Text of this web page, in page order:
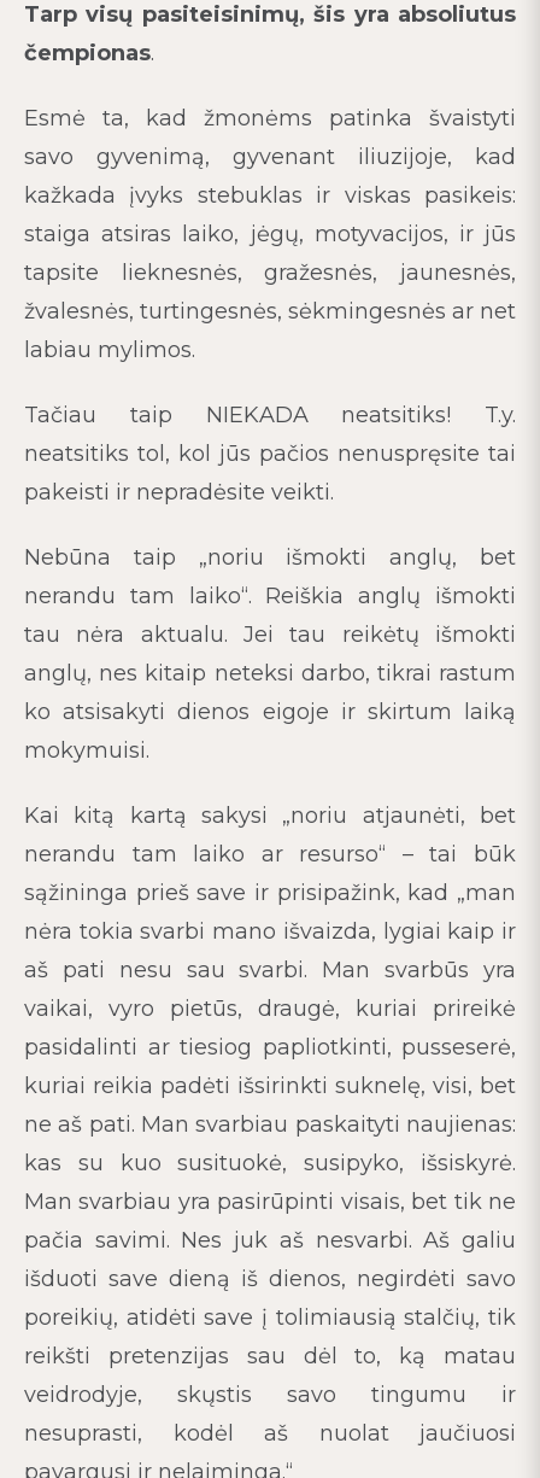
Tarp visų pasiteisinimų, šis yra absoliutus
čempionas.
Esmė ta, kad žmonėms patinka švaistyti
savo gyvenimą, gyvenant iliuzijoje, kad
kažkada įvyks stebuklas ir viskas pasikeis:
staiga atsiras laiko, jėgų, motyvacijos, ir jūs
tapsite lieknesnės, gražesnės, jaunesnės,
žvalesnės, turtingesnės, sėkmingesnės ar net
labiau mylimos.
Tačiau taip NIEKADA neatsitiks! T.y.
neatsitiks tol, kol jūs pačios nenuspręsite tai
pakeisti ir nepradėsite veikti.
Nebūna taip „noriu išmokti anglų, bet
nerandu tam laiko“. Reiškia anglų išmokti
tau nėra aktualu. Jei tau reikėtų išmokti
anglų, nes kitaip neteksi darbo, tikrai rastum
ko atsisakyti dienos eigoje ir skirtum laiką
mokymuisi.
Kai kitą kartą sakysi „noriu atjaunėti, bet
nerandu tam laiko ar resurso“ – tai būk
sąžininga prieš save ir prisipažink, kad „man
nėra tokia svarbi mano išvaizda, lygiai kaip ir
aš pati nesu sau svarbi. Man svarbūs yra
vaikai, vyro pietūs, draugė, kuriai prireikė
pasidalinti ar tiesiog papliotkinti, pusseserė,
kuriai reikia padėti išsirinkti suknelę, visi, bet
ne aš pati. Man svarbiau paskaityti naujienas:
kas su kuo susituokė, susipyko, išsiskyrė.
Man svarbiau yra pasirūpinti visais, bet tik ne
pačia savimi. Nes juk aš nesvarbi. Aš galiu
išduoti save dieną iš dienos, negirdėti savo
poreikių, atidėti save į tolimiausią stalčių, tik
reikšti pretenzijas sau dėl to, ką matau
veidrodyje, skųstis savo tingumu ir
nesuprasti, kodėl aš nuolat jaučiuosi
pavargusi ir nelaiminga.“